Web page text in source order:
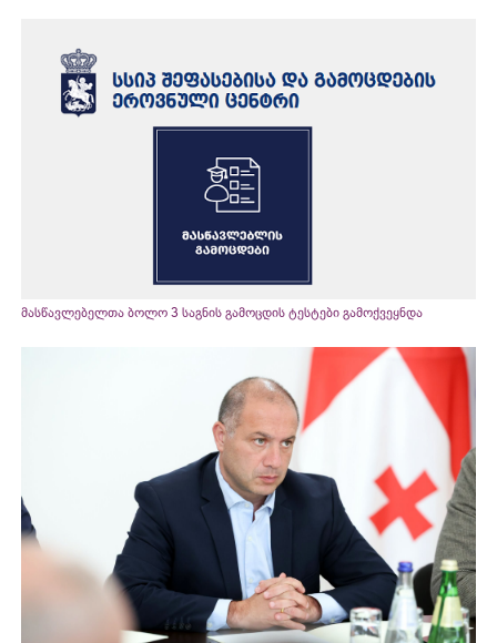
მასწავლებელთა ბოლო 3 საგნის გამოცდის ტესტები გამოქვეყნდა